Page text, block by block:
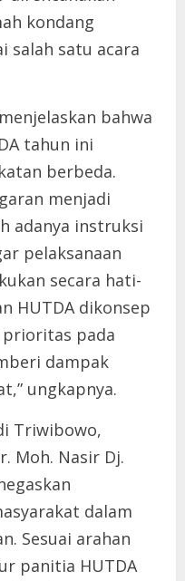
kondang
salah satu acara
bahwa
tahun ini
berbeda.
menjadi
adanya instruksi
pelaksanaan
secara hati-
HUTDA dikonsep
prioritas pada
dampak
ungkapnya.
Triwibowo,
Moh. Nasir Dj.
dalam
Sesuai arahan
panitia HUTDA